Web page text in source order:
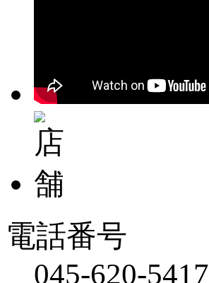
電話番号
045-620-5417